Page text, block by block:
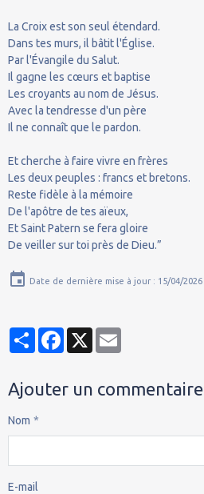
La Croix est son seul étendard.
Dans tes murs, il bâtit l'Église.
Par l'Évangile du Salut.
Il gagne les cœurs et baptise
Les croyants au nom de Jésus.
Avec la tendresse d'un père
Il ne connaît que le pardon.
Et cherche à faire vivre en frères
Les deux peuples : francs et bretons.
Reste fidèle à la mémoire
De l'apôtre de tes aïeux,
Et Saint Patern se fera gloire
De veiller sur toi près de Dieu.”
Date de dernière mise à jour : 15/04/2026
PartagerFacebook
X
Ajouter un commentaire
Nom
E-mail